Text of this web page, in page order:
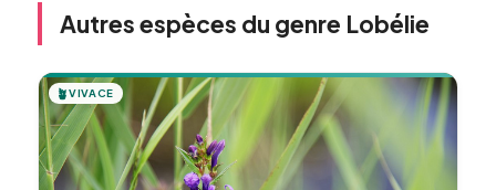
Autres espèces du genre Lobélie
🪴VIVACE